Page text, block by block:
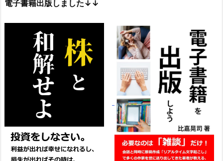
電子書籍出版しました↓↓